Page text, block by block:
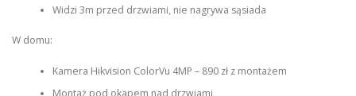
Widzi 3m przed drzwiami, nie nagrywa sąsiada
W domu:
Kamera Hikvision ColorVu 4MP – 890 zł z montażem
Montaż pod okapem nad drzwiami